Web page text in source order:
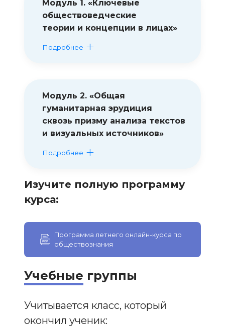
Модуль 1. «Ключевые
обществоведческие
теории и концепции в лицах»
Подробнее
Модуль 2. «Общая
гуманитарная эрудиция
сквозь призму анализа текстов
и визуальных источников»
Подробнее
Изучите полную программу
курса:
Программа летнего онлайн-курса по
обществознания
Учебные группы
Учитывается класс, который
окончил ученик: